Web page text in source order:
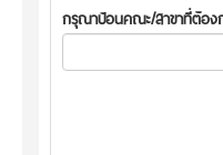
กรุณาป้อนคณะ/สาขาที่ต้อง